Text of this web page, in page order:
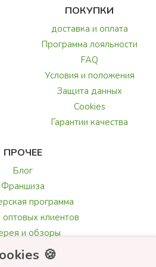
ПОКУПКИ
доставка и оплата
Программа лояльности
FAQ
Условия и положения
Защита данных
Cookies
Гарантии качества
ПРОЧЕЕ
Блог
Франшиза
программа
оптовых клиентов
и обзоры
поздравления
🍪